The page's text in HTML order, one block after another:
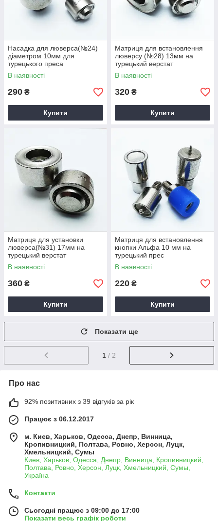
Насадка для люверса(№24)
діаметром 10мм для
турецького преса
В наявності
290 ₴
Купити
Матриця для встановлення
люверсу (№28) 13мм на
турецький верстат
В наявності
320 ₴
Купити
Матриця для установки
люверса(№31) 17мм на
турецький верстат
В наявності
360 ₴
Купити
Матриця для встановлення
кнопки Альфа 10 мм на
турецький прес
В наявності
220 ₴
Купити
Показати ще
1 / 2
Про нас
92% позитивних з 39 відгуків за рік
Працює з 06.12.2017
м. Киев, Харьков, Одесса, Днепр, Винница,
Кропивницкий, Полтава, Ровно, Херсон, Луцк,
Хмельницкий, Сумы
Киев, Харьков, Одесса, Днепр, Винница, Кропивницкий,
Полтава, Ровно, Херсон, Луцк, Хмельницкий, Сумы,
Україна
Контакти
Сьогодні працює з 09:00 до 17:00
Показати весь графік роботи